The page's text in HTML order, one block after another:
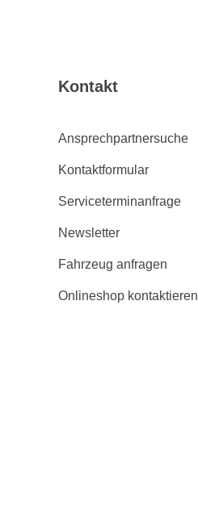
Kontakt
Ansprechpartnersuche
Kontaktformular
Serviceterminanfrage
Newsletter
Fahrzeug anfragen
Onlineshop kontaktieren